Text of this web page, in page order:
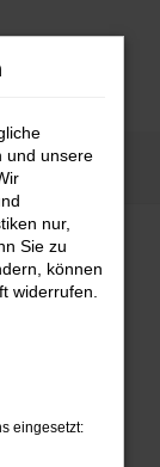
VW
und unsere
nur,
Sie zu
können
widerrufen.
eingesetzt: